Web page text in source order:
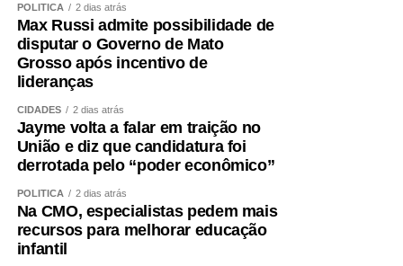
COMENTE ABAIXO:
WhatsApp
Facebook
Twitter
Messenger
LinkedIn
Share
POLÍTICA 2 dias atrás
Max Russi admite possibilidade de
disputar o Governo de Mato
Grosso após incentivo de
lideranças
CIDADES 2 dias atrás
Jayme volta a falar em traição no
União e diz que candidatura foi
derrotada pelo “poder econômico”
POLÍTICA 2 dias atrás
Na CMO, especialistas pedem mais
recursos para melhorar educação
infantil